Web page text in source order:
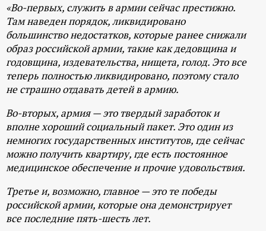
а
л
«Во-первых, служить в армии сейчас престижно.
Там наведен порядок, ликвидировано
большинство недостатков, которые ранее снижали
образ российской армии, такие как дедовщина и
годовщина, издевательства, нищета, голод. Это все
теперь полностью ликвидировано, поэтому стало
не страшно отдавать детей в армию.
Во-вторых, армия — это твердый заработок и
вполне хороший социальный пакет. Это один из
немногих государственных институтов, где сейчас
можно получить квартиру, где есть постоянное
медицинское обеспечение и прочие удовольствия.
Третье и, возможно, главное — это те победы
российской армии, которые она демонстрирует
все последние пять-шесть лет.